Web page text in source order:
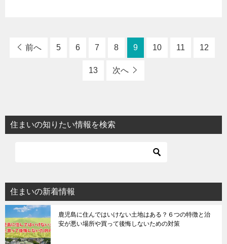
前へ 5 6 7 8 9 10 11 12
13 次へ
住まいの知りたい情報を検索
住まいの新着情報
鹿児島に住んではいけない土地はある？６つの特徴と治
安が悪い場所や買って後悔しないための対策